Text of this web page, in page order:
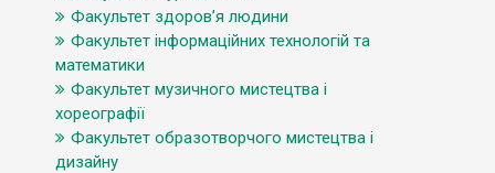
Факультет здоров’я людини
Факультет інформаційних технологій та
математики
Факультет музичного мистецтва і
хореографії
Факультет образотворчого мистецтва і
дизайну